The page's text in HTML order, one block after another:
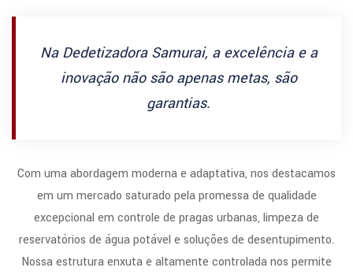
Na Dedetizadora Samurai, a excelência e a
inovação não são apenas metas, são
garantias.
Com uma abordagem moderna e adaptativa, nos destacamos
em um mercado saturado pela promessa de qualidade
excepcional em controle de pragas urbanas, limpeza de
reservatórios de água potável e soluções de desentupimento.
Nossa estrutura enxuta e altamente controlada nos permite